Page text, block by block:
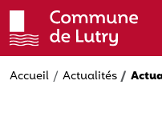
Aller
au
contenu
principal
Accueil Actualités